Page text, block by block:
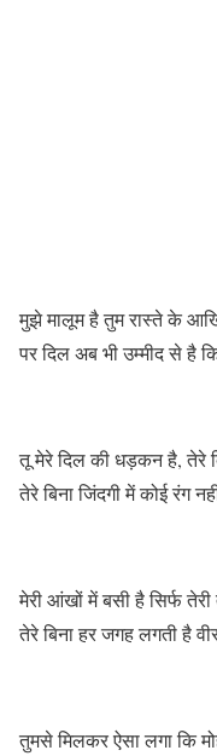
मुझे मालूम है तुम रास्ते के
पर दिल अब भी उम्मीद से है
तू मेरे दिल की धड़कन है, तेरे
तेरे बिना जिंदगी में कोई रंग
मेरी आंखों में बसी है सिर्फ तेरी
तेरे बिना हर जगह लगती है
तुमसे मिलकर ऐसा लगा कि